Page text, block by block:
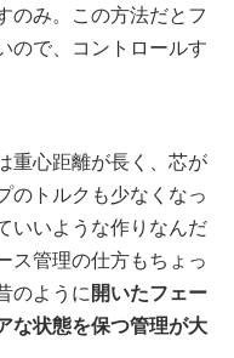
のみ。この方法だとフ
ので、コントロールす
重心距離が長く、芯が
のトルクも少なくなっ
いいような作りなんだ
ス管理の仕方もちょっ
のように開いたフェー
な状態を保つ管理が大